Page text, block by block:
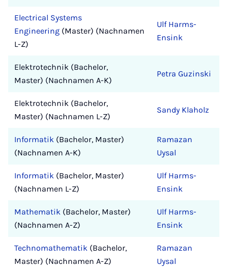
Electrical Systems
Engineering (Master) (Nachnamen
L-Z)
Ulf Harms-
Ensink
Elektrotechnik (Bachelor,
Master) (Nachnamen A-K)
Petra Guzinski
Elektrotechnik (Bachelor,
Master) (Nachnamen L-Z)
Sandy Klaholz
Informatik (Bachelor, Master)
(Nachnamen A-K)
Ramazan
Uysal
Informatik (Bachelor, Master)
(Nachnamen L-Z)
Ulf Harms-
Ensink
Mathematik (Bachelor, Master)
(Nachnamen A-Z)
Ulf Harms-
Ensink
Technomathematik (Bachelor,
Master) (Nachnamen A-Z)
Ramazan
Uysal